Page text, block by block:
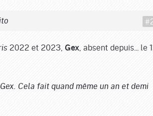
2022 et 2023, Gex, absent depuis... le
Cela fait quand même un an et demi